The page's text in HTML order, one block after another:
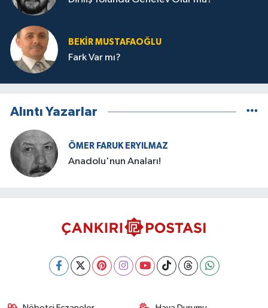
BEKIR MUSTAFAOĞLU
Fark Var mı?
Alıntı Yazarlar
ÖMER FARUK ERYILMAZ
Anadolu'nun Anaları!